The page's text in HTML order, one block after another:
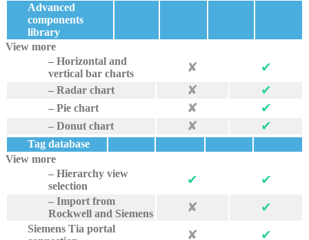
Advanced
components
library
View more
– Horizontal and
vertical bar charts
✘ ✔︎
– Radar chart ✘ ✔︎
– Pie chart ✘ ✔︎
– Donut chart ✘ ✔︎
Tag database
View more
– Hierarchy view
selection
✔︎ ✔︎
– Import from
Rockwell and Siemens
✘ ✔︎
Siemens Tia portal
✘ ✔︎